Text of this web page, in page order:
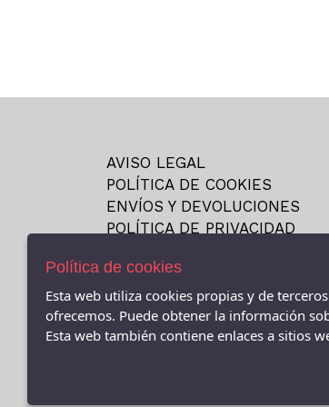
AVISO LEGAL
POLÍTICA DE COOKIES
ENVÍOS Y DEVOLUCIONES
POLÍTICA DE PRIVACIDAD
08025 (Barcelona)
VALENCIA, 429 -08013- BARCELONA
Barcelona - 08013 (Barcelona)
Política de cookies
Esta web utiliza cookies propias y de
ofrecemos. Puede obtener la información
Esta web también contiene enlaces a sitios